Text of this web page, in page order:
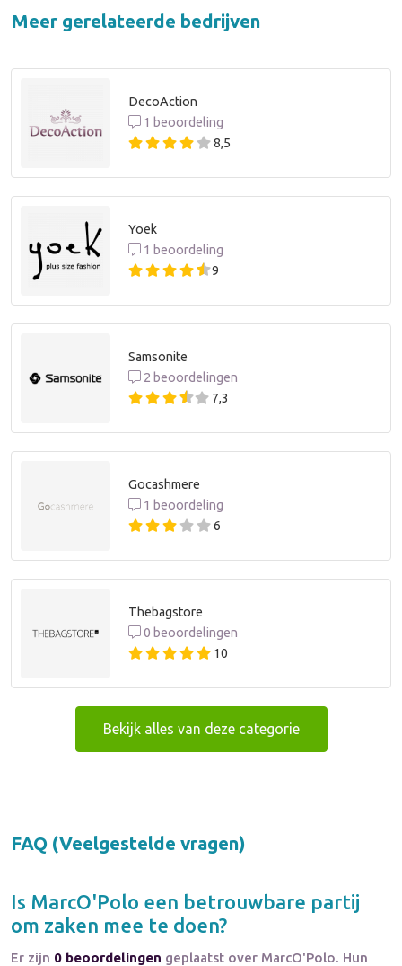
Meer gerelateerde bedrijven
DecoAction
1 beoordeling
8,5
Yoek
1 beoordeling
9
Samsonite
2 beoordelingen
7,3
Gocashmere
1 beoordeling
6
Thebagstore
0 beoordelingen
10
Bekijk alles van deze categorie
FAQ (Veelgestelde vragen)
Is MarcO'Polo een betrouwbare partij
om zaken mee te doen?
Er zijn 0 beoordelingen geplaatst over MarcO'Polo. Hun